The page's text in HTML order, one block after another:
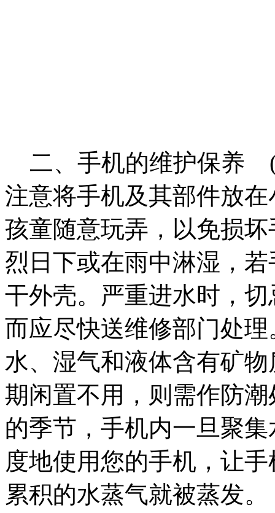
二、手机的维护保养
注意将手机及其部件放
孩童随意玩弄，以免损
烈日下或在雨中淋湿，
干外壳。严重进水时，
而应尽快送维修部门处
水、湿气和液体含有矿
期闲置不用，则需作防
的季节，手机内一旦聚
度地使用您的手机，让
累积的水蒸气就被蒸发